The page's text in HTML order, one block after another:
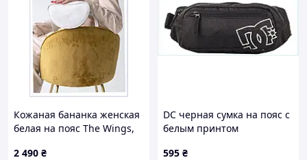
Кожаная бананка женская
белая на пояс The Wings,
2 490 ₴
DC черная сумка на пояс с
белым принтом
595 ₴